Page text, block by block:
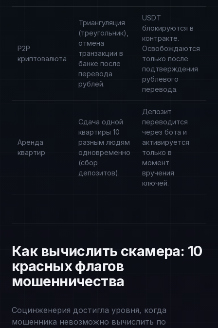
P2P
криптовалюта
Триангуляция
(треугольник),
отмена
транзакции в
банке после
перевода
рублей.
USDT
блокируются в
контракте.
Освобождаются
только после
подтверждения
рублевого
перевода.
Аренда
квартир
Сдача одной
квартиры 10
разным людям
одновременно
(сбор
депозитов).
Депозит
переводится
через бота и
активируется
только в
момент
вручения
ключей.
Как вычислить скамера: 10
красных флагов
мошенничества
Социнженерия достигла уровня, когда
мошенника невозможно вычислить по